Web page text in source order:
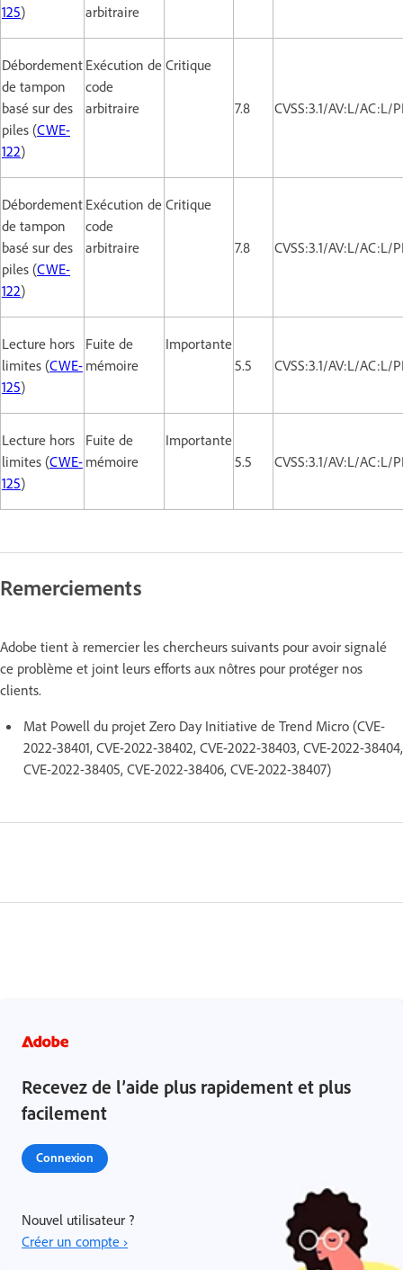
125) arbitraire
Débordement
de tampon
basé sur des
piles (CWE-
122)
Exécution de
code
arbitraire
Critique
7.8 CVSS:3.1/AV:L/
Débordement
de tampon
basé sur des
piles (CWE-
122)
Exécution de
code
arbitraire
Critique
7.8 CVSS:3.1/AV:L/
Lecture hors
limites (CWE-
125)
Fuite de
mémoire
Importante
5.5
CVSS:3.1/AV:L/
Lecture hors
limites (CWE-
125)
Fuite de
mémoire
Importante
5.5
CVSS:3.1/AV:L/
Remerciements
Adobe tient à remercier les chercheurs suivants pour avoir signalé
ce problème et joint leurs efforts aux nôtres pour protéger nos
clients.
Mat Powell du projet Zero Day Initiative de Trend Micro (CVE-
2022-38401, CVE-2022-38402, CVE-2022-38403, CVE-2022-38404,
CVE-2022-38405, CVE-2022-38406, CVE-2022-38407)
Recevez de l’aide plus rapidement et plus
facilement
Connexion
Nouvel utilisateur ?
Créer un compte ›